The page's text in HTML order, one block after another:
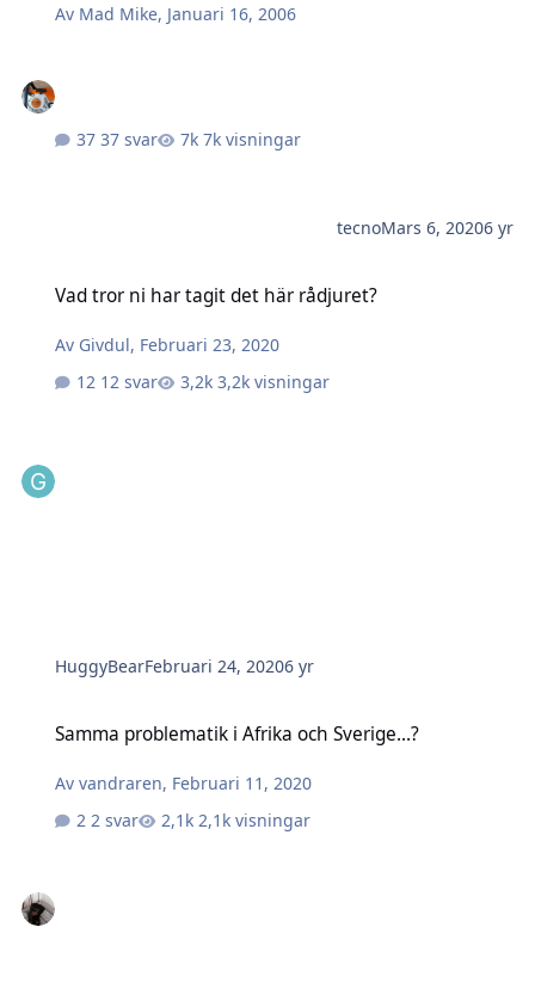
Av Mad Mike, Januari 16, 2006
37 svar 7k visningar
tecnoMars 6, 20206 yr
Vad tror ni har tagit det här rådjuret?
Av Givdul, Februari 23, 2020
12 svar
3,2k visningar
HuggyBearFebruari 24, 20206 yr
Samma problematik i Afrika och Sverige...?
Avvandraren, Februari 11, 2020
2 svar
2,1k visningar